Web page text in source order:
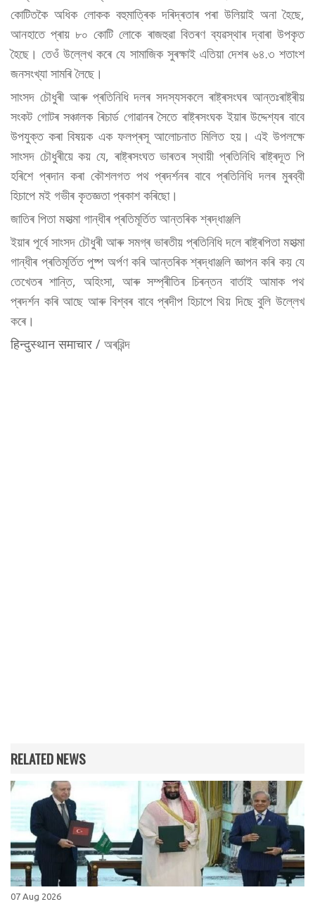
কোটিতকৈ অধিক লোকক বহুমাত্ৰিক দৰিদ্ৰতাৰ পৰা উলিয়াই অনা হৈছে,
আনহাতে প্ৰায় ৮০ কোটি লোকে ৰাজহুৱা বিতৰণ ব্যৱস্থাৰ দ্বাৰা উপকৃত
হৈছে। তেওঁ উল্লেখ কৰে যে সামাজিক সুৰক্ষাই এতিয়া দেশৰ ৬৪.৩ শতাংশ
জনসংখ্যা সামৰি লৈছে।
সাংসদ চৌধুৰী আৰু প্ৰতিনিধি দলৰ সদস্যসকলে ৰাষ্ট্ৰসংঘৰ আন্তঃৰাষ্ট্ৰীয়
সংকট গোটৰ সঞ্চালক ৰিচাৰ্ড গোৱানৰ সৈতে ৰাষ্ট্ৰসংঘক ইয়াৰ উদ্দেশ্যৰ বাবে
উপযুক্ত কৰা বিষয়ক এক ফলপ্ৰসূ আলোচনাত মিলিত হয়। এই উপলক্ষে
সাংসদ চৌধুৰীয়ে কয় যে, ৰাষ্ট্ৰসংঘত ভাৰতৰ স্থায়ী প্ৰতিনিধি ৰাষ্ট্ৰদূত পি
হৰিশে প্ৰদান কৰা কৌশলগত পথ প্ৰদৰ্শনৰ বাবে প্ৰতিনিধি দলৰ মুৰব্বী
হিচাপে মই গভীৰ কৃতজ্ঞতা প্ৰকাশ কৰিছো।
জাতিৰ পিতা মহাত্মা গান্ধীৰ প্ৰতিমূৰ্তিত আন্তৰিক শ্ৰদ্ধাঞ্জলি
ইয়াৰ পূৰ্বে সাংসদ চৌধুৰী আৰু সমগ্ৰ ভাৰতীয় প্ৰতিনিধি দলে ৰাষ্ট্ৰপিতা মহাত্মা
গান্ধীৰ প্ৰতিমূৰ্তিত পুষ্প অৰ্পণ কৰি আন্তৰিক শ্ৰদ্ধাঞ্জলি জ্ঞাপন কৰি কয় যে
তেখেতৰ শান্তি, অহিংসা, আৰু সম্প্ৰীতিৰ চিৰন্তন বাৰ্তাই আমাক পথ
প্ৰদৰ্শন কৰি আছে আৰু বিশ্বৰ বাবে প্ৰদীপ হিচাপে থিয় দিছে বুলি উল্লেখ
কৰে।
हिन्दुस्थान समाचार / অৰৱিন্দ
RELATED NEWS
07 Aug 2026